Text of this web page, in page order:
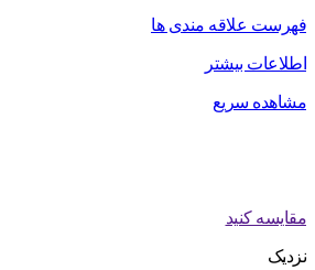
فهرست علاقه مندی ها
اطلاعات بیشتر
مشاهده سریع
مقایسه کنید
نزدیک